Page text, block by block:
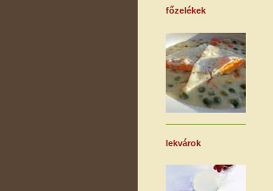
főzelékek
lekvárok